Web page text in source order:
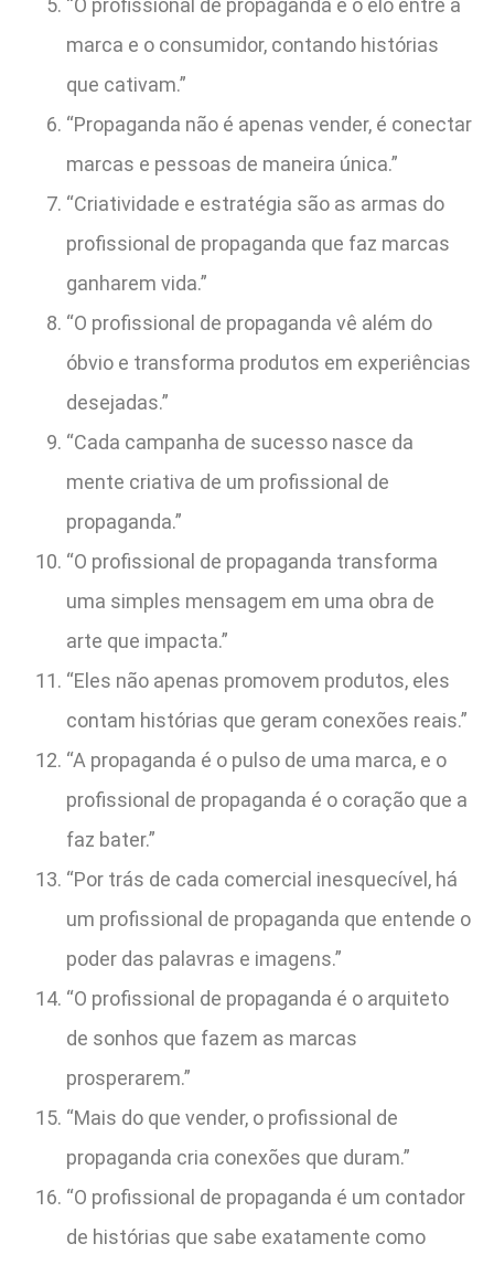
“O profissional de propaganda é o elo entre a
marca e o consumidor, contando histórias
que cativam.”
“Propaganda não é apenas vender, é conectar
marcas e pessoas de maneira única.”
“Criatividade e estratégia são as armas do
profissional de propaganda que faz marcas
ganharem vida.”
“O profissional de propaganda vê além do
óbvio e transforma produtos em experiências
desejadas.”
“Cada campanha de sucesso nasce da
mente criativa de um profissional de
propaganda.”
“O profissional de propaganda transforma
uma simples mensagem em uma obra de
arte que impacta.”
“Eles não apenas promovem produtos, eles
contam histórias que geram conexões reais.”
“A propaganda é o pulso de uma marca, e o
profissional de propaganda é o coração que a
faz bater.”
“Por trás de cada comercial inesquecível, há
um profissional de propaganda que entende o
poder das palavras e imagens.”
“O profissional de propaganda é o arquiteto
de sonhos que fazem as marcas
prosperarem.”
“Mais do que vender, o profissional de
propaganda cria conexões que duram.”
“O profissional de propaganda é um contador
de histórias que sabe exatamente como